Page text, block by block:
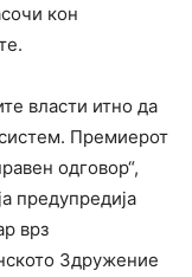
кон
власти итно да
систем. Премиерот
одговор“,
предупредија
врз
Здружение